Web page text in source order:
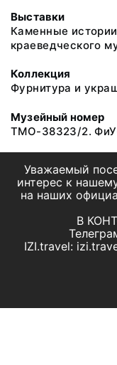
Выставки
Каменные
краеведческого
Коллекция
Фурнитура и
Музейный номер
ТМО-38323/2.
Уважаемый
интерес к
на наших
В
IZI.travel: